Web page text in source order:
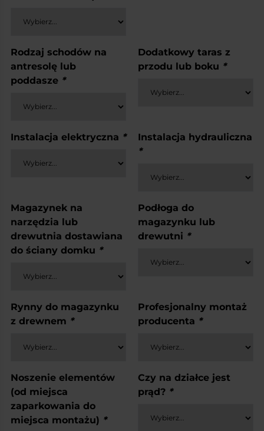
Rodzaj schodów na
antresolę lub
poddasze *
Dodatkowy taras z
przodu lub boku *
Instalacja elektryczna *
Instalacja hydrauliczna
*
Magazynek na
narzędzia lub
drewutnia dostawiana
do ściany domku *
Podłoga do
magazynku lub
drewutni *
Rynny do magazynku
z drewnem *
Profesjonalny montaż
producenta *
Noszenie elementów
(od miejsca
zaparkowania do
miejsca montażu) *
Czy na działce jest
prąd? *